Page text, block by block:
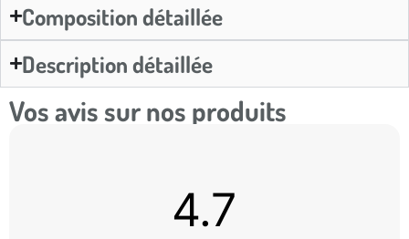
Composition détaillée
Description détaillée
Vos avis sur nos produits
4.7